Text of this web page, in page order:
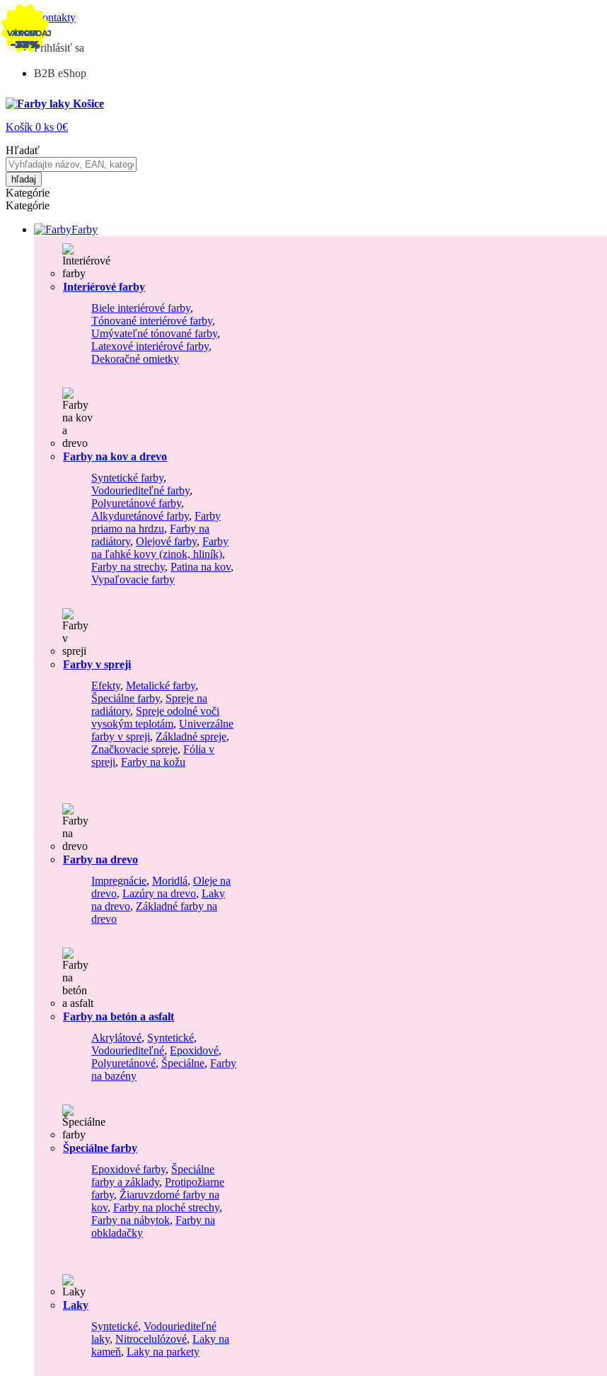
Kontakty
Prihlásiť sa
B2B eShop
Košík 0 ks 0€
Hľadať
hľadaj
Kategórie
Kategórie
Farby
Interiérové farby
Biele interiérové farby,
Tónované interiérové farby,
Umývateľné tónované farby,
Latexové interiérové farby,
Dekoračné omietky
Farby na kov a drevo
Syntetické farby,
Vodouriediteľné farby,
Polyuretánové farby,
Alkyduretánové farby, Farby
priamo na hrdzu, Farby na
radiátory, Olejové farby, Farby
na ľahké kovy (zinok, hliník),
Farby na strechy, Patina na kov,
Vypaľovacie farby
Farby v spreji
Efekty, Metalické farby,
Špeciálne farby, Spreje na
radiátory, Spreje odolné voči
vysokým teplotám, Univerzálne
farby v spreji, Základné spreje,
Značkovacie spreje, Fólia v
spreji, Farby na kožu
Farby na drevo
Impregnácie, Moridlá, Oleje na
drevo, Lazúry na drevo, Laky
na drevo, Základné farby na
drevo
Farby na betón a asfalt
Akrylátové, Syntetické,
Vodouriediteľné, Epoxidové,
Polyuretánové, Špeciálne, Farby
na bazény
Špeciálne farby
Epoxidové farby, Špeciálne
farby a základy, Protipožiarne
farby, Žiaruvzdorné farby na
kov, Farby na ploché strechy,
Farby na nábytok, Farby na
obkladačky
Laky
Syntetické, Vodouriediteľné
laky, Nitrocelulózové, Laky na
kameň, Laky na parkety
-27%
AKCIA
-31%
VÝPREDAJ
-28%
AKCIA
-31%
VÝPREDAJ
-32%
AKCIA
-32%
AKCIA